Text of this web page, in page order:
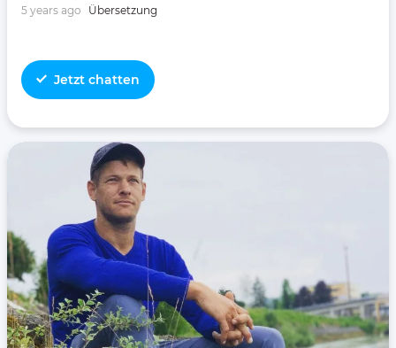
5 years ago Übersetzung
Jetzt chatten